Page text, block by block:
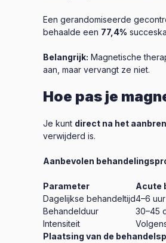
Een gerandomiseerde
behaalde een 77,4%
Belangrijk: Magnetische
aan, maar vervangt ze niet.
Hoe pas je
Je kunt direct na het
verwijderd is.
Aanbevolen
Parameter Acute
Dagelijkse behandeltijd4–6 uur
Behandelduur
30–45
Intensiteit
Plaatsing van de